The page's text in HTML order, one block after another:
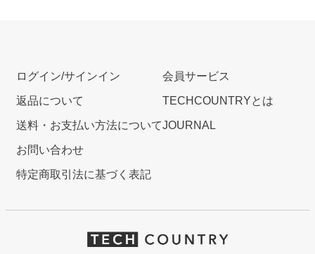
ログイン/サインイン
返品について
送料・お支払い方法について
お問い合わせ
特定商取引法に基づく表記
会員サービス
TECHCOUNTRYとは
JOURNAL